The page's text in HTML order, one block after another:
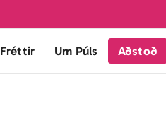
Fréttir Um Púls Aðstoð